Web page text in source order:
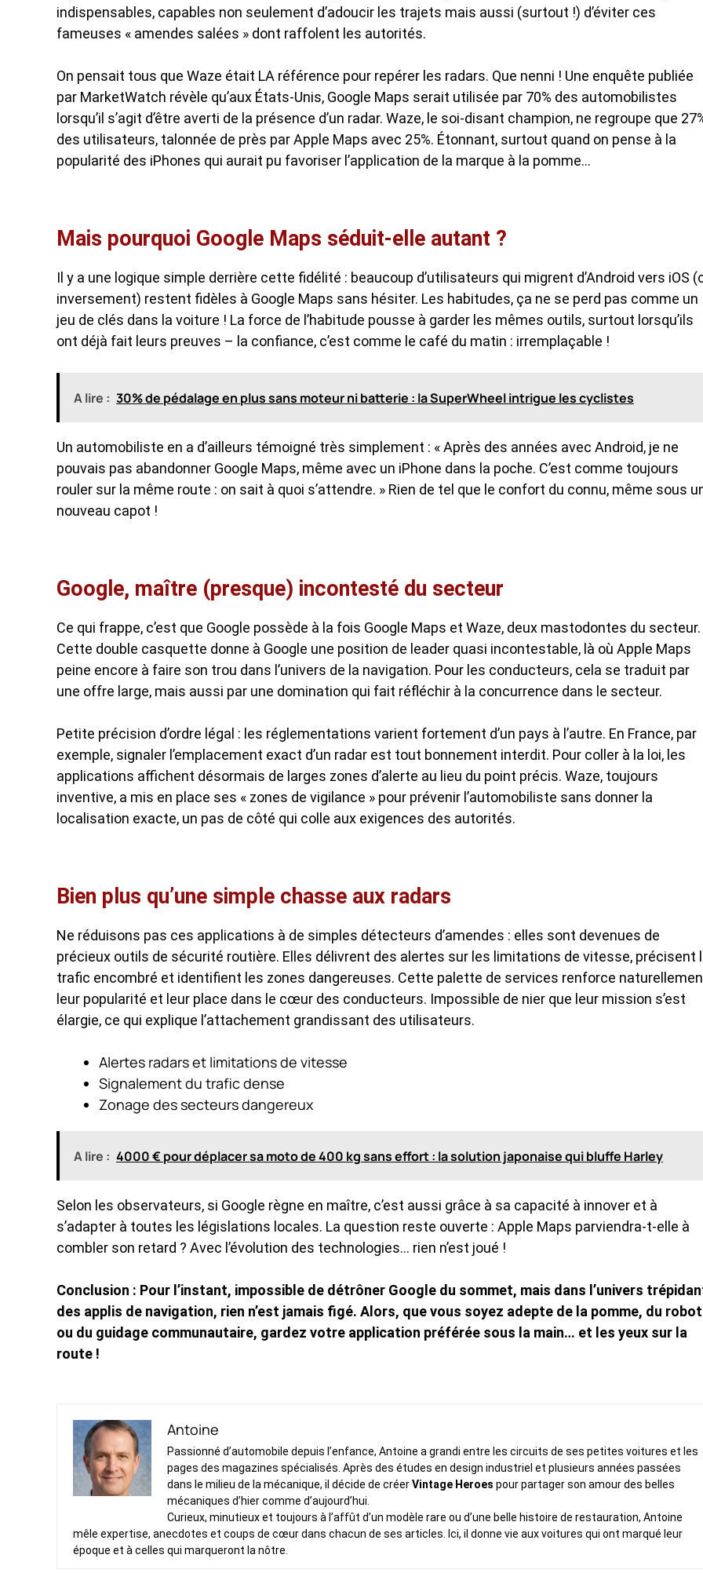
indispensables, capables non seulement d’adoucir les trajets mais aussi (surtout !) d’éviter ces
fameuses « amendes salées » dont raffolent les autorités.
On pensait tous que Waze était LA référence pour repérer les radars. Que nenni ! Une enquête publiée
par MarketWatch révèle qu’aux États-Unis, Google Maps serait utilisée par 70% des automobilistes
lorsqu’il s’agit d’être averti de la présence d’un radar. Waze, le soi-disant champion, ne regroupe que
des utilisateurs, talonnée de près par Apple Maps avec 25%. Étonnant, surtout quand on pense à la
popularité des iPhones qui aurait pu favoriser l’application de la marque à la pomme…
Mais pourquoi Google Maps séduit-elle autant ?
Il y a une logique simple derrière cette fidélité : beaucoup d’utilisateurs qui migrent d’Android vers iOS
inversement) restent fidèles à Google Maps sans hésiter. Les habitudes, ça ne se perd pas comme un
jeu de clés dans la voiture ! La force de l’habitude pousse à garder les mêmes outils, surtout lorsqu’ils
ont déjà fait leurs preuves – la confiance, c’est comme le café du matin : irremplaçable !
A lire : 30% de pédalage en plus sans moteur ni batterie : la SuperWheel intrigue les cyclistes
Un automobiliste en a d’ailleurs témoigné très simplement : « Après des années avec Android, je ne
pouvais pas abandonner Google Maps, même avec un iPhone dans la poche. C’est comme toujours
rouler sur la même route : on sait à quoi s’attendre. » Rien de tel que le confort du connu, même sous
nouveau capot !
Google, maître (presque) incontesté du secteur
Ce qui frappe, c’est que Google possède à la fois Google Maps et Waze, deux mastodontes du secteur.
Cette double casquette donne à Google une position de leader quasi incontestable, là où Apple Maps
peine encore à faire son trou dans l’univers de la navigation. Pour les conducteurs, cela se traduit par
une offre large, mais aussi par une domination qui fait réfléchir à la concurrence dans le secteur.
Petite précision d’ordre légal : les réglementations varient fortement d’un pays à l’autre. En France, par
exemple, signaler l’emplacement exact d’un radar est tout bonnement interdit. Pour coller à la loi, les
applications affichent désormais de larges zones d’alerte au lieu du point précis. Waze, toujours
inventive, a mis en place ses « zones de vigilance » pour prévenir l’automobiliste sans donner la
localisation exacte, un pas de côté qui colle aux exigences des autorités.
Bien plus qu’une simple chasse aux radars
Ne réduisons pas ces applications à de simples détecteurs d’amendes : elles sont devenues de
précieux outils de sécurité routière. Elles délivrent des alertes sur les limitations de vitesse, précisent
trafic encombré et identifient les zones dangereuses. Cette palette de services renforce
leur popularité et leur place dans le cœur des conducteurs. Impossible de nier que leur mission s’est
élargie, ce qui explique l’attachement grandissant des utilisateurs.
Alertes radars et limitations de vitesse
Signalement du trafic dense
Zonage des secteurs dangereux
A lire : 4000 € pour déplacer sa moto de 400 kg sans effort : la solution japonaise qui bluffe Harley
Selon les observateurs, si Google règne en maître, c’est aussi grâce à sa capacité à innover et à
s’adapter à toutes les législations locales. La question reste ouverte : Apple Maps parviendra-t-elle à
combler son retard ? Avec l’évolution des technologies… rien n’est joué !
Conclusion : Pour l’instant, impossible de détrôner Google du sommet, mais dans l’univers
des applis de navigation, rien n’est jamais figé. Alors, que vous soyez adepte de la pomme, du robot
ou du guidage communautaire, gardez votre application préférée sous la main… et les yeux sur la
route !
Antoine
Passionné d’automobile depuis l’enfance, Antoine a grandi entre les circuits de ses petites voitures et les
pages des magazines spécialisés. Après des études en design industriel et plusieurs années passées
dans le milieu de la mécanique, il décide de créerVintage Heroes pour partager son amour des belles
mécaniques d’hier comme d’aujourd’hui.
Curieux, minutieux et toujours à l’affût d’un modèle rare ou d’une belle histoire de restauration, Antoine
mêle expertise, anecdotes et coups de cœur dans chacun de ses articles. Ici, il donne vie aux voitures qui ont marqué leur
époque et à celles qui marqueront la nôtre.